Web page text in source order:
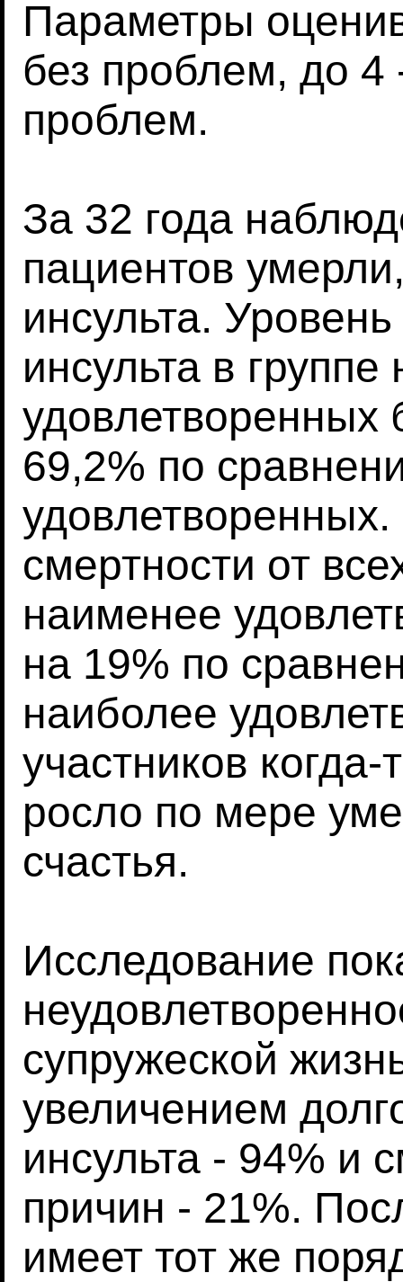
Параметры
без проблем, до
проблем.
За 32 года
пациентов
инсульта.
инсульта в
удовлетворенных
69,2% по
удовлетворенных.
смертности от
наименее
на 19% по
наиболее
участников
росло по мере
счастья.
Исследование
супружеской
увеличением
инсульта - 94% и
причин - 21%.
имеет тот же